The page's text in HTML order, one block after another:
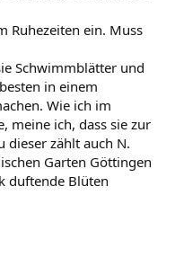
Ruhezeiten ein. Muss
Schwimmblätter und
in einem
Wie ich im
meine ich, dass sie zur
dieser zählt auch N.
Garten Göttingen
duftende Blüten